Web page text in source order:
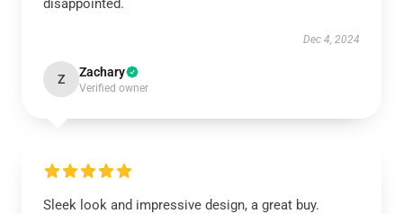
disappointed.
Dec 4, 2024
Z Zachary
Verified owner
Sleek look and impressive design, a great buy.